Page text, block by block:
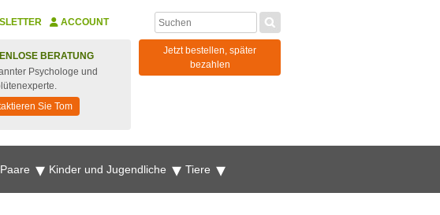
ACCOUNT
BERATUNG
Psychologe und
Sie Tom
Jetzt bestellen, später
bezahlen
Paare Kinder und Jugendliche Tiere